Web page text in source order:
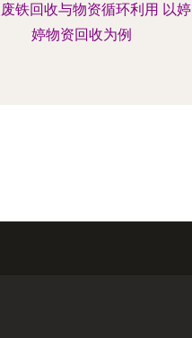
铁回收与物资循环利用 以婷
婷物资回收为例